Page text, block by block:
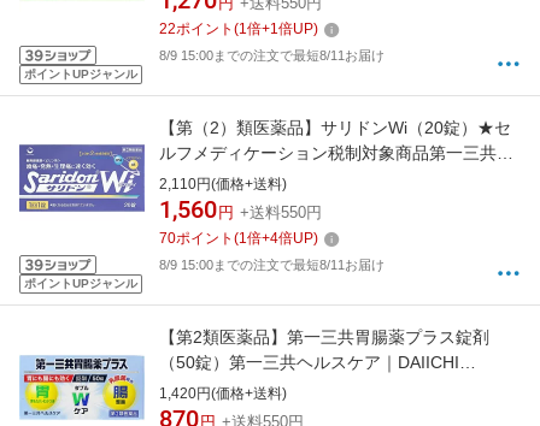
ポイントUPジャンル
22ポイント (1倍+1倍UP)
8/9 15:00までの注文で最短8/11お届け
ポイントUPジャンル
【第（2）類医薬品】サリドンWi（20錠）★セ
ルフメディケーション税制対象商品第一三共ヘ
ルスケア｜DAIICHI SANKYO HEALTHCARE
2,110円(価格+送料)
1,560 円 +送料550円
70ポイント (1倍+4倍UP)
8/9 15:00までの注文で最短8/11お届け
【第2類医薬品】第一三共胃腸薬プラス錠剤
（50錠）第一三共ヘルスケア｜DAIICHI
SANKYO HEALTHCARE
1,420円(価格+送料)
870 円 +送料550円